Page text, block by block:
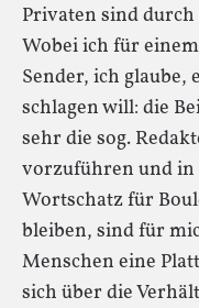
Privaten sind durch
Wobei ich für
Sender, ich glaube,
schlagen will: die
sehr die sog.
vorzuführen und
Wortschatz für
bleiben, sind für
Menschen eine
sich über die